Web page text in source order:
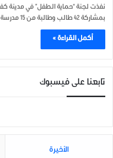
نفذت لجنة “حماية الطفل” في مدينة
بمشاركة 42 طالب وطالبة من 15 مدرسة تتبع لمجمع…
أكمل القراءة »
تابعنا على فيسبوك
الأخيرة